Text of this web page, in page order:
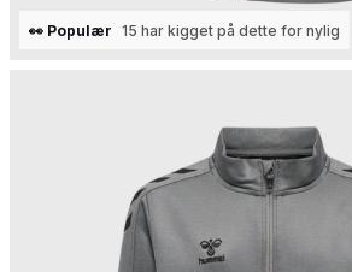
👀 Populær 15 har kigget på dette for nylig